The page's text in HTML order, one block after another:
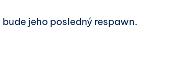
jeho posledný respawn.